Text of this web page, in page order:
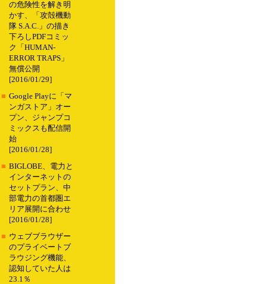
の危険性を解き明
かす、「攻殻機動
隊 S.A.C.」の描き
下ろしPDFコミッ
ク「HUMAN-
ERROR TRAPS」
無償公開
[2016/01/29]
■ Google Playに「マ
ンガストア」オー
プン、ジャンプコ
ミックスも配信開
始
[2016/01/28]
■ BIGLOBE、電力と
インターネットの
セットプラン、中
部電力の首都圏エ
リア展開に合わせ
[2016/01/28]
■ ウェブブラウザー
のプライベートブ
ラウジング機能、
認知していた人は
23.1％